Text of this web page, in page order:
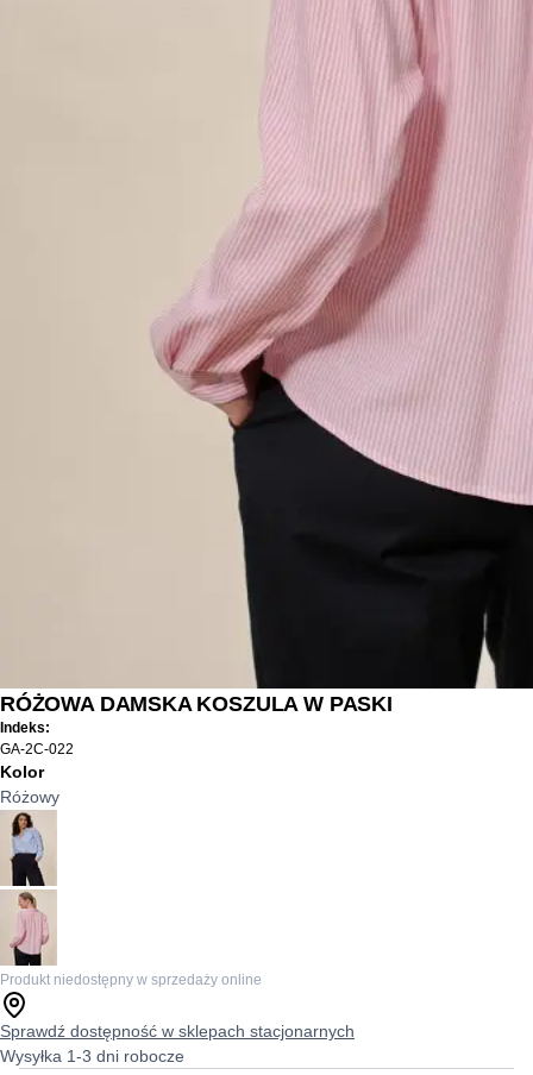
RÓŻOWA DAMSKA KOSZULA W PASKI
Indeks:
GA-2C-022
Kolor
Różowy
Produkt niedostępny w sprzedaży online
Sprawdź dostępność w sklepach stacjonarnych
Wysyłka 1-3 dni robocze